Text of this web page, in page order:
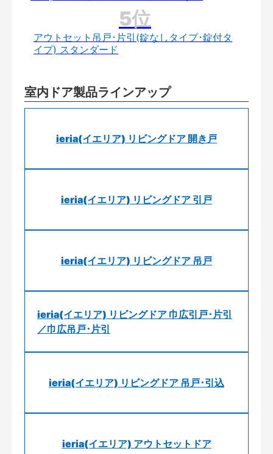
アウトセット吊戸･片引(錠なしタイプ･錠付タ
イプ) スタンダード
室内ドア製品ラインアップ
ieria(イエリア) リビングドア 開き戸
ieria(イエリア) リビングドア 引戸
ieria(イエリア) リビングドア 吊戸
ieria(イエリア) リビングドア 巾広引戸･片引
／巾広吊戸･片引
ieria(イエリア) リビングドア 吊戸･引込
ieria(イエリア) アウトセットドア